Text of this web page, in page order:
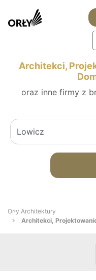
Architekci,
oraz inne firmy z
Orły Architektury
Architekci,